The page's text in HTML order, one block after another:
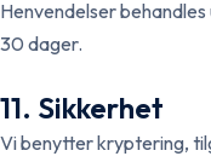
Henvendelser
30 dager.
11. Sikkerhet
Vi benytter kryptering,